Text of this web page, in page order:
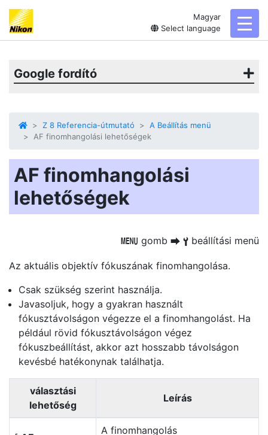
Magyar
Select language
Google fordító
Z 8 Referencia-útmutató
A Beállítás menü
AF finomhangolási lehetőségek
AF finomhangolási
lehetőségek
G gomb U B beállítási menü
Az aktuális objektív fókuszának finomhangolása.
Csak szükség szerint használja.
Javasoljuk, hogy a gyakran használt
fókusztávolságon végezze el a finomhangolást. Ha
például rövid fókusztávolságon végez
fókuszbeállítást, akkor azt hosszabb távolságon
kevésbé hatékonynak találhatja.
választási
lehetőség
Leírás
A finomhangolás